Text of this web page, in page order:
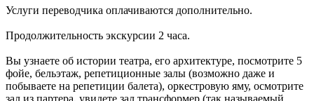
Услуги переводчика оплачиваются дополнительно.
Продолжительность экскурсии 2 часа.
Вы узнаете об истории театра, его архитектуре, посмотрите 5
фойе, бельэтаж, репетиционные залы (возможно даже и
побываете на репетиции балета), оркестровую яму, осмотрите
зал из партера, увидете зал трансформер (так называемый